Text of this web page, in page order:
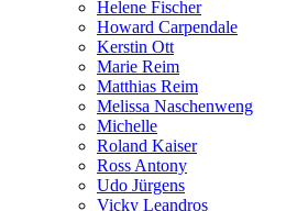
Helene Fischer
Howard Carpendale
Kerstin Ott
Marie Reim
Matthias Reim
Melissa Naschenweng
Michelle
Roland Kaiser
Ross Antony
Udo Jürgens
Vicky Leandros